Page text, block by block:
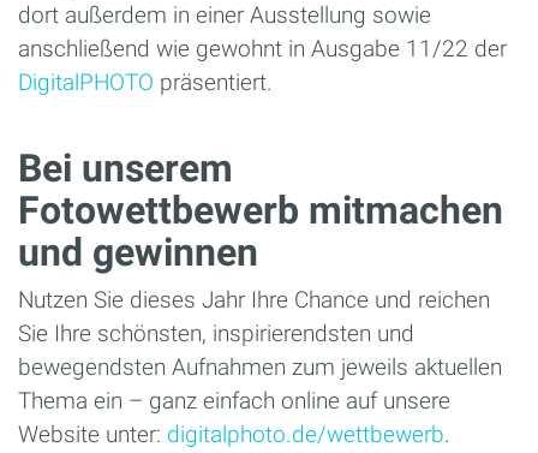
dort außerdem in einer Ausstellung sowie
anschließend wie gewohnt in Ausgabe 11/22 der
DigitalPHOTO präsentiert.
Bei unserem
Fotowettbewerb mitmachen
und gewinnen
Nutzen Sie dieses Jahr Ihre Chance und reichen
Sie Ihre schönsten, inspirierendsten und
bewegendsten Aufnahmen zum jeweils aktuellen
Thema ein – ganz einfach online auf unsere
Website unter: digitalphoto.de/wettbewerb.